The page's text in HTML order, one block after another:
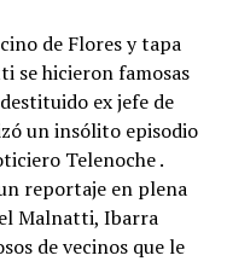
de Flores y tapa
se hicieron famosas
ex jefe de
un insólito episodio
Telenoche .
reportaje en plena
Malnatti, Ibarra
de vecinos que le